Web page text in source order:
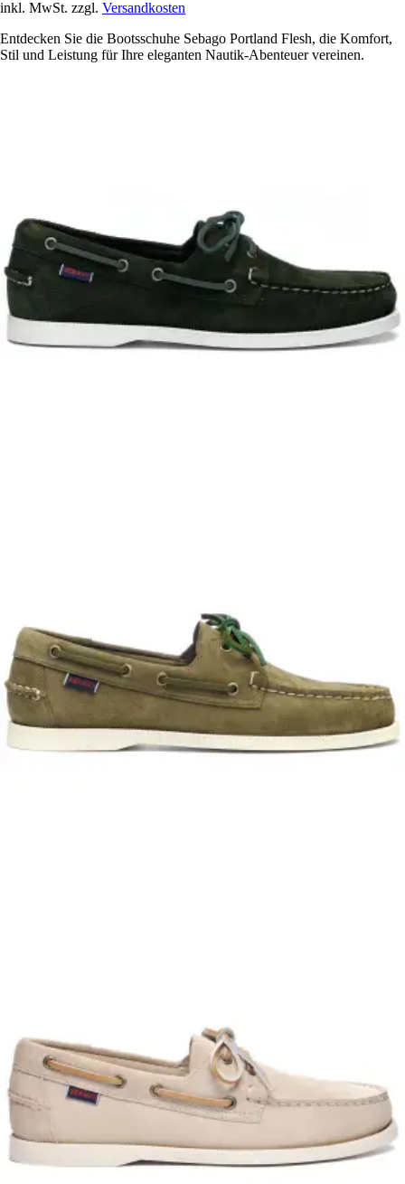
inkl. MwSt. zzgl. Versandkosten
Entdecken Sie die Bootsschuhe Sebago Portland Flesh, die Komfort,
Stil und Leistung für Ihre eleganten Nautik-Abenteuer vereinen.